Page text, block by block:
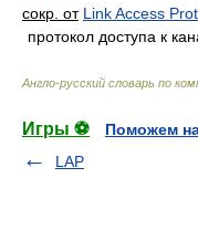
сокр. от Link Access
протокол доступа к
Англо-русский словарь по
Игры ⚽
Поможем
LAP